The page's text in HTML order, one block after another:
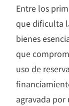
Entre los
que dificulta
bienes
que
uso de
agravada